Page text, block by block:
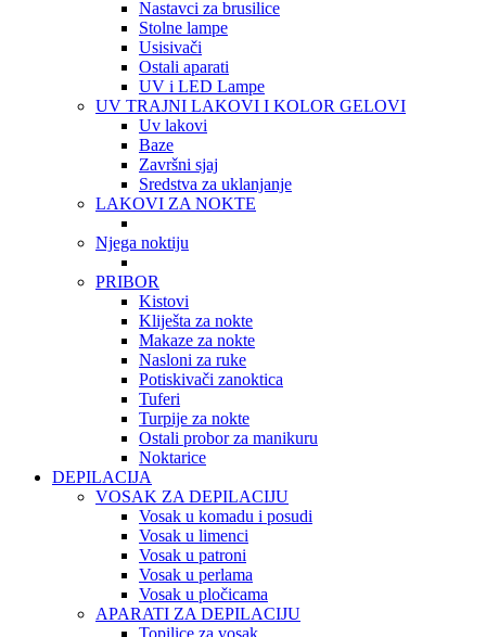
Nastavci za brusilice
Stolne lampe
Usisivači
Ostali aparati
UV i LED Lampe
UV TRAJNI LAKOVI I KOLOR GELOVI
Uv lakovi
Baze
Završni sjaj
Sredstva za uklanjanje
LAKOVI ZA NOKTE
Njega noktiju
PRIBOR
Kistovi
Kliješta za nokte
Makaze za nokte
Nasloni za ruke
Potiskivači zanoktica
Tuferi
Turpije za nokte
Ostali probor za manikuru
Noktarice
DEPILACIJA
VOSAK ZA DEPILACIJU
Vosak u komadu i posudi
Vosak u limenci
Vosak u patroni
Vosak u perlama
Vosak u pločicama
APARATI ZA DEPILACIJU
Topilice za vosak